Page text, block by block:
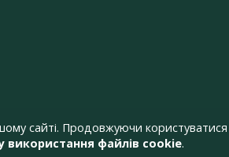
сайті. Продовжуючи
використання файлів cookie.